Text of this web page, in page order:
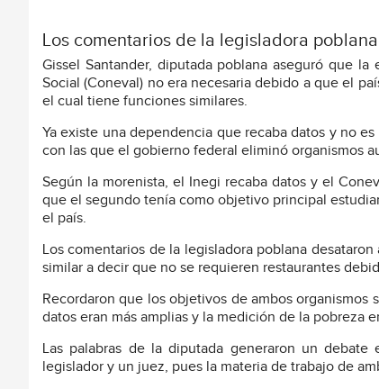
Los comentarios de la legisladora
Gissel Santander, diputada poblana aseguró que
Social (Coneval) no era necesaria debido a que el
el cual tiene funciones similares.
Ya existe una dependencia que recaba datos y no
con las que el gobierno federal eliminó organismos
Según la morenista, el Inegi recaba datos y el
que el segundo tenía como objetivo principal
el país.
Los comentarios de la legisladora poblana
similar a decir que no se requieren restaurantes
Recordaron que los objetivos de ambos
datos eran más amplias y la medición de la pobreza
Las palabras de la diputada generaron un
legislador y un juez, pues la materia de trabajo de